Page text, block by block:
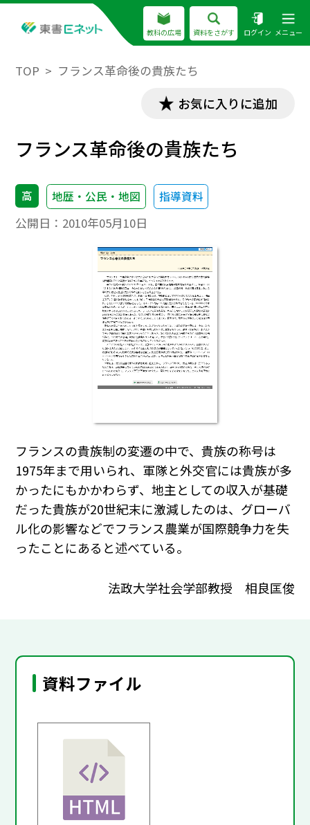
教科の広場 資料をさがす ログイン メニュー
TOP フランス革命後の貴族たち
お気に入りに追加
フランス革命後の貴族たち
高 地歴・公民・地図 指導資料
公開日： 2010年05月10日
フランスの貴族制の変遷の中で、貴族の称号は
1975年まで用いられ、軍隊と外交官には貴族が多
かったにもかかわらず、地主としての収入が基礎
だった貴族が20世紀末に激減したのは、グローバ
ル化の影響などでフランス農業が国際競争力を失
ったことにあると述べている。
法政大学社会学部教授 相良匡俊
資料ファイル